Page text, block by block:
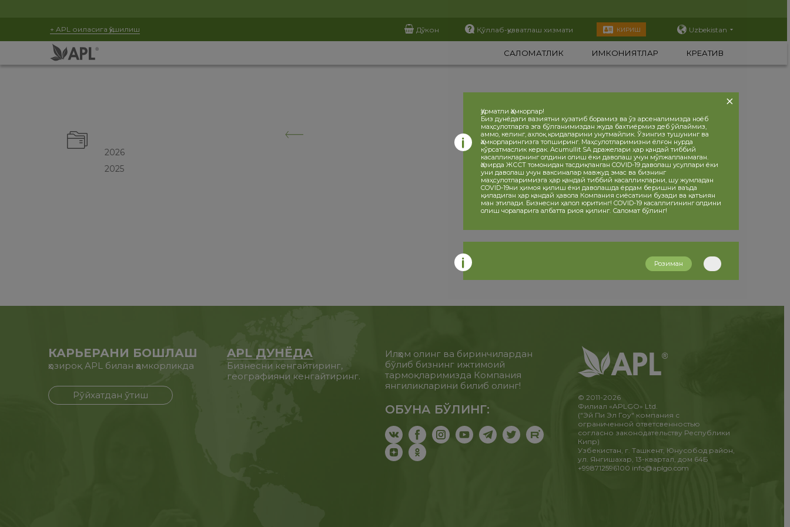
+ APL оиласига қўшилиш Дўкон Қўллаб-қувватлаш хизмати КИРИШ Uzbekistan
САЛОМАТЛИК ИМКОНИЯТЛАР КРЕАТИВ
2026
2025
КАРЬЕРАНИ БОШЛАШ
ҳозироқ APL билан ҳамкорликда
Рўйхатдан ўтиш
APL ДУНЁДА
Бизнесни кенгайтиринг,
географияни кенгайтиринг.
Илҳом олинг ва биринчилардан
бўлиб бизнинг ижтимоий
тармоқларимизда Компания
янгиликларини билиб олинг!
ОБУНА БЎЛИНГ:
© 2011-2026
Филиал «APLGO» Ltd.
("Эй Пи Эл Гоу" компания с
ограниченной ответсвенностью
согласно законодательству Республики
Кипр)
Узбекистан, г. Ташкент, Юнусобод район,
ул. Янгишахар, 13-квартал, дом 64Б
+998712596100 info@aplgo.com
Ҳурматли Ҳамкорлар!
Биз дунёдаги вазиятни кузатиб борамиз ва ўз арсеналимизда ноёб
маҳсулотларга эга бўлганимиздан жуда бахтиёрмиз деб ўйлаймиз,
аммо, келинг, ахлоқ қоидаларини унутмайлик. Ўзингиз тушунинг ва
Ҳамкорларингизга топширинг. Маҳсулотларимизни ёлғон нурда
кўрсатмаслик керак. Acumullit SA дражелари ҳар қандай тиббий
касалликларнинг олдини олиш ёки даволаш учун мўлжалланмаган.
Ҳозирда ЖССТ томонидан тасдиқланган COVID-19 даволаш усуллари ёки
уни даволаш учун ваксиналар мавжуд эмас ва бизнинг
маҳсулотларимизга ҳар қандай тиббий касалликларни, шу жумладан
COVID-19ни ҳимоя қилиш ёки даволашда ёрдам беришни ваъда
қиладиган ҳар қандай ҳавола Компания сиёсатини бузади ва қатъиян
ман этилади. Бизнесни ҳалол юритинг! COVID-19 касаллигининг олдини
олиш чораларига албатта риоя қилинг. Саломат бўлинг!
Розиман